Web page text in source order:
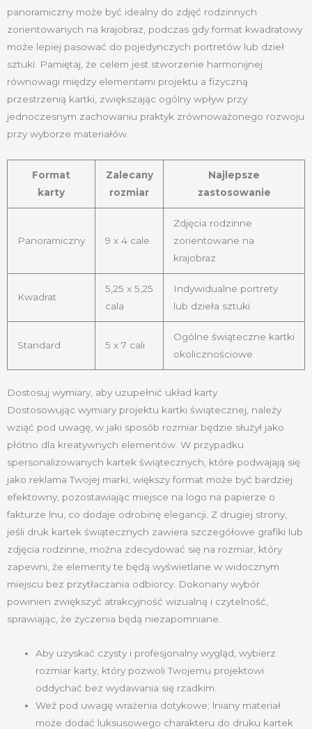
panoramiczny może być idealny do zdjęć rodzinnych
zorientowanych na krajobraz, podczas gdy format kwadratowy
może lepiej pasować do pojedynczych portretów lub dzieł
sztuki. Pamiętaj, że celem jest stworzenie harmonijnej
równowagi między elementami projektu a fizyczną
przestrzenią kartki, zwiększając ogólny wpływ przy
jednoczesnym zachowaniu praktyk zrównoważonego rozwoju
przy wyborze materiałów.
Format
karty
Zalecany
rozmiar
Najlepsze
zastosowanie
Panoramiczny 9 x 4 cale
Zdjęcia rodzinne
zorientowane na
krajobraz
Kwadrat
5,25 x 5,25
cala
Indywidualne portrety
lub dzieła sztuki
Standard 5 x 7 cali
Ogólne świąteczne kartki
okolicznościowe
Dostosuj wymiary, aby uzupełnić układ karty
Dostosowując wymiary projektu kartki świątecznej, należy
wziąć pod uwagę, w jaki sposób rozmiar będzie służył jako
płótno dla kreatywnych elementów. W przypadku
spersonalizowanych kartek świątecznych, które podwajają się
jako reklama Twojej marki, większy format może być bardziej
efektowny, pozostawiając miejsce na logo na papierze o
fakturze lnu, co dodaje odrobinę elegancji. Z drugiej strony,
jeśli druk kartek świątecznych zawiera szczegółowe grafiki lub
zdjęcia rodzinne, można zdecydować się na rozmiar, który
zapewni, że elementy te będą wyświetlane w widocznym
miejscu bez przytłaczania odbiorcy. Dokonany wybór
powinien zwiększyć atrakcyjność wizualną i czytelność,
sprawiając, że życzenia będą niezapomniane.
Aby uzyskać czysty i profesjonalny wygląd, wybierz
rozmiar karty, który pozwoli Twojemu projektowi
oddychać bez wydawania się rzadkim.
Weź pod uwagę wrażenia dotykowe; lniany materiał
może dodać luksusowego charakteru do druku kartek